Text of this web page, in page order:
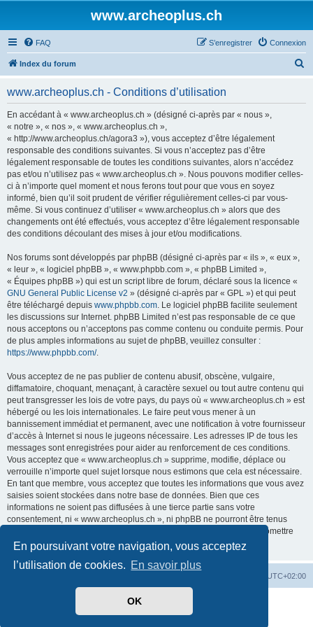
En poursuivant votre navigation, vous acceptez
l’utilisation de cookies. En savoir plus
OK
www.archeoplus.ch
FAQ Connexion
S’enregistrer
Index du forum
www.archeoplus.ch - Conditions d’utilisation
En accédant à « www.archeoplus.ch » (désigné ci-après par « nous »,
« notre », « nos », « www.archeoplus.ch »,
« http://www.archeoplus.ch/agora3 »), vous acceptez d’être légalement
responsable des conditions suivantes. Si vous n’acceptez pas d’être
légalement responsable de toutes les conditions suivantes, alors n’accédez
pas et/ou n’utilisez pas « www.archeoplus.ch ». Nous pouvons modifier celles-
ci à n’importe quel moment et nous ferons tout pour que vous en soyez
informé, bien qu’il soit prudent de vérifier régulièrement celles-ci par vous-
même. Si vous continuez d’utiliser « www.archeoplus.ch » alors que des
changements ont été effectués, vous acceptez d’être légalement responsable
des conditions découlant des mises à jour et/ou modifications.
Nos forums sont développés par phpBB (désigné ci-après par « ils », « eux »,
« leur », « logiciel phpBB », « www.phpbb.com », « phpBB Limited »,
« Équipes phpBB ») qui est un script libre de forum, déclaré sous la licence «
GNU General Public License v2 » (désigné ci-après par « GPL ») et qui peut
être téléchargé depuis www.phpbb.com. Le logiciel phpBB facilite seulement
les discussions sur Internet. phpBB Limited n’est pas responsable de ce que
nous acceptons ou n’acceptons pas comme contenu ou conduite permis. Pour
de plus amples informations au sujet de phpBB, veuillez consulter :
https://www.phpbb.com/.
Vous acceptez de ne pas publier de contenu abusif, obscène, vulgaire,
diffamatoire, choquant, menaçant, à caractère sexuel ou tout autre contenu qui
peut transgresser les lois de votre pays, du pays où « www.archeoplus.ch » est
hébergé ou les lois internationales. Le faire peut vous mener à un
bannissement immédiat et permanent, avec une notification à votre fournisseur
d’accès à Internet si nous le jugeons nécessaire. Les adresses IP de tous les
messages sont enregistrées pour aider au renforcement de ces conditions.
Vous acceptez que « www.archeoplus.ch » supprime, modifie, déplace ou
verrouille n’importe quel sujet lorsque nous estimons que cela est nécessaire.
En tant que membre, vous acceptez que toutes les informations que vous avez
saisies soient stockées dans notre base de données. Bien que ces
informations ne soient pas diffusées à une tierce partie sans votre
consentement, ni « www.archeoplus.ch », ni phpBB ne pourront être tenus
comme responsables en cas de tentative de piratage visant à compromettre
les données.
UTC+02:00
phpBB ® Forum Software © phpBB Limited
phpBB-fr.com